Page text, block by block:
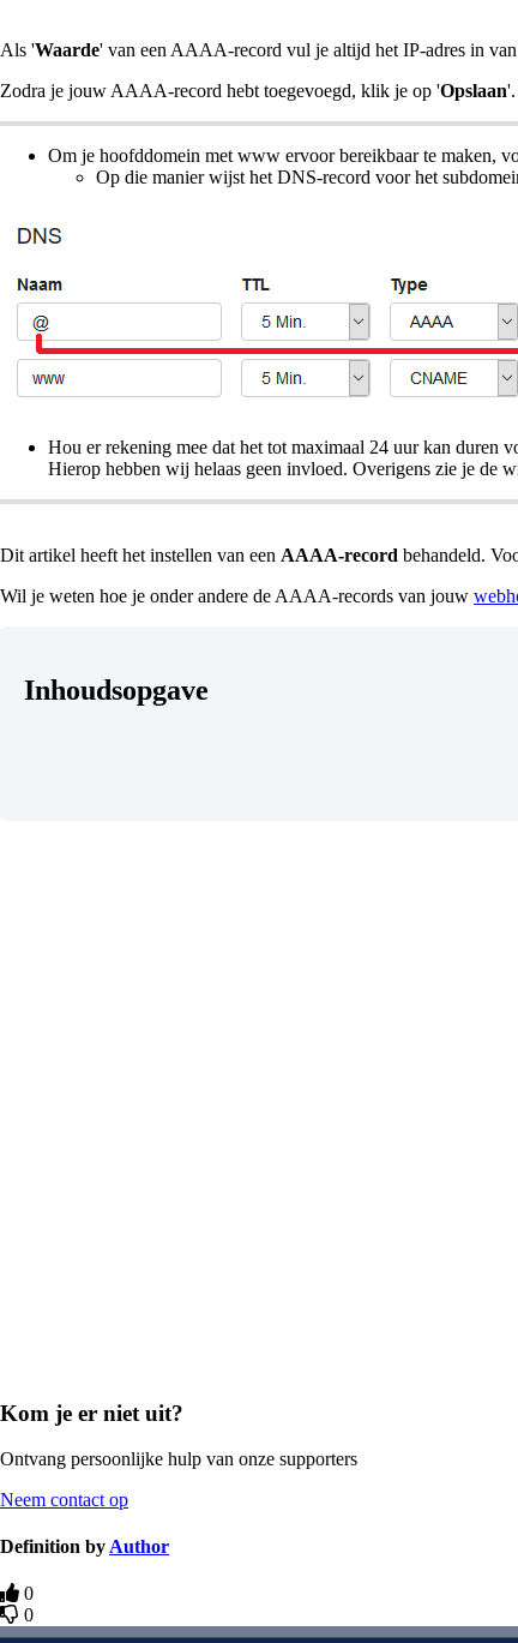
Als 'Waarde' van een AAAA-record vul je altijd het IP-adres in
Zodra je jouw AAAA-record hebt toegevoegd, klik je op 'Opslaan'.
Om je hoofddomein met www ervoor bereikbaar te maken,
Op die manier wijst het DNS-record voor het
Hou er rekening mee dat het tot maximaal 24 uur kan
Hierop hebben wij helaas geen invloed. Overigens zie je de
Dit artikel heeft het instellen van een AAAA-record behandeld.
Wil je weten hoe je onder andere de AAAA-records van jouw
Inhoudsopgave
Kom je er niet uit?
Ontvang persoonlijke hulp van onze supporters
Neem contact op
Definition by Author
0
0